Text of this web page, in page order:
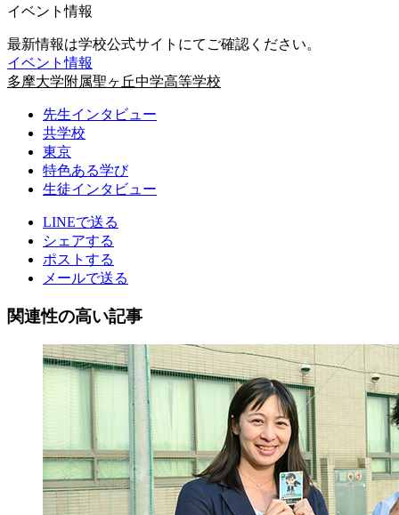
イベント情報
最新情報は学校公式サイトにてご確認ください。
イベント情報
多摩大学附属聖ヶ丘中学高等学校
先生インタビュー
共学校
東京
特色ある学び
生徒インタビュー
LINEで送る
シェアする
ポストする
メールで送る
関連性の高い記事